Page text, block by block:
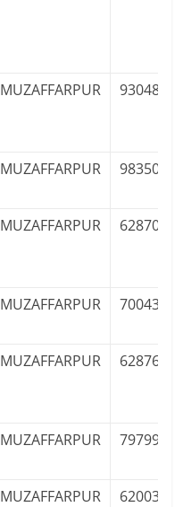
MUZAFFARPUR
MUZAFFARPUR
MUZAFFARPUR
MUZAFFARPUR
MUZAFFARPUR
MUZAFFARPUR
MUZAFFARPUR